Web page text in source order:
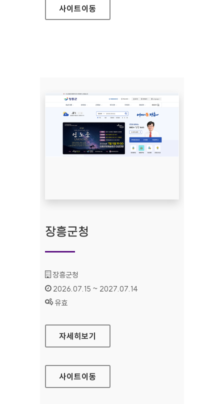
사이트이동
장흥군청
기관명 :
장흥군청
인증기간 :
2026.07.15 ~ 2027.07.14
상태 :
유효
장흥군청
자세히보기
사이트이동